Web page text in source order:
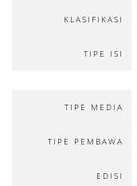
KLASIFIKASI
TIPE ISI
TIPE MEDIA
TIPE PEMBAWA
EDISI